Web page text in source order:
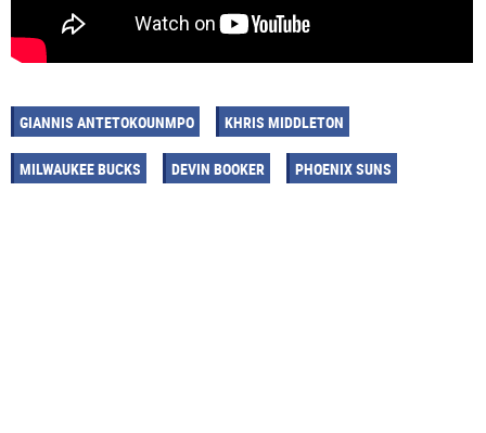
GIANNIS ANTETOKOUNMPO KHRIS MIDDLETON
MILWAUKEE BUCKS DEVIN BOOKER PHOENIX SUNS